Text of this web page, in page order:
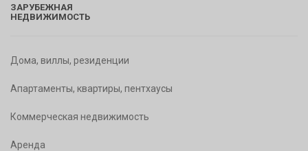
ЗАРУБЕЖНАЯ
НЕДВИЖИМОСТЬ
Дома, виллы, резиденции
Апартаменты, квартиры, пентхаусы
Коммерческая недвижимость
Аренда